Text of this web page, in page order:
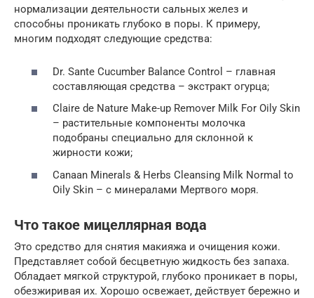
нормализации деятельности сальных желез и
способны проникать глубоко в поры. К примеру,
многим подходят следующие средства:
Dr. Sante Cucumber Balance Control – главная
составляющая средства – экстракт огурца;
Claire de Nature Make-up Remover Milk For Oily Skin
– растительные компоненты молочка
подобраны специально для склонной к
жирности кожи;
Canaan Minerals & Herbs Cleansing Milk Normal to
Oily Skin – с минералами Мертвого моря.
Что такое мицеллярная вода
Это средство для снятия макияжа и очищения кожи.
Представляет собой бесцветную жидкость без запаха.
Обладает мягкой структурой, глубоко проникает в поры,
обезжиривая их. Хорошо освежает, действует бережно и